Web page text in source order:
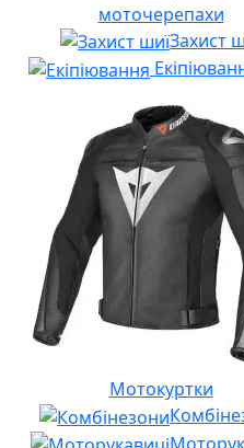
моточерепахи
Захист
Мотокуртки